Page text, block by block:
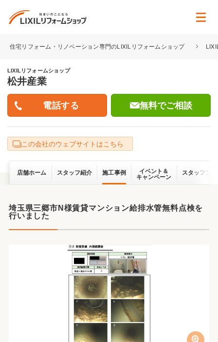
住宅リフォーム・リノベーション専門のLIXILリフォームショップ
LIXILリフォームショップ
松井産業
無料でご相談
この会社のウェブサイトはこちら
店舗ホーム スタッフ紹介 施工事例
イベント＆
キャンペーン
スタッフブ
埼玉県三郷市N様賃貸マンション給排水管無料点検を
行いました